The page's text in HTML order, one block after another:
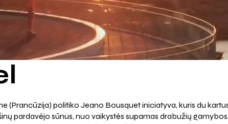
(Prancūzija) politiko Jeano Bousquet iniciatyva, kuris du
pardavėjo sūnus, nuo vaikystės supamas drabužių